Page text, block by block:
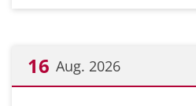
16 Aug. 2026